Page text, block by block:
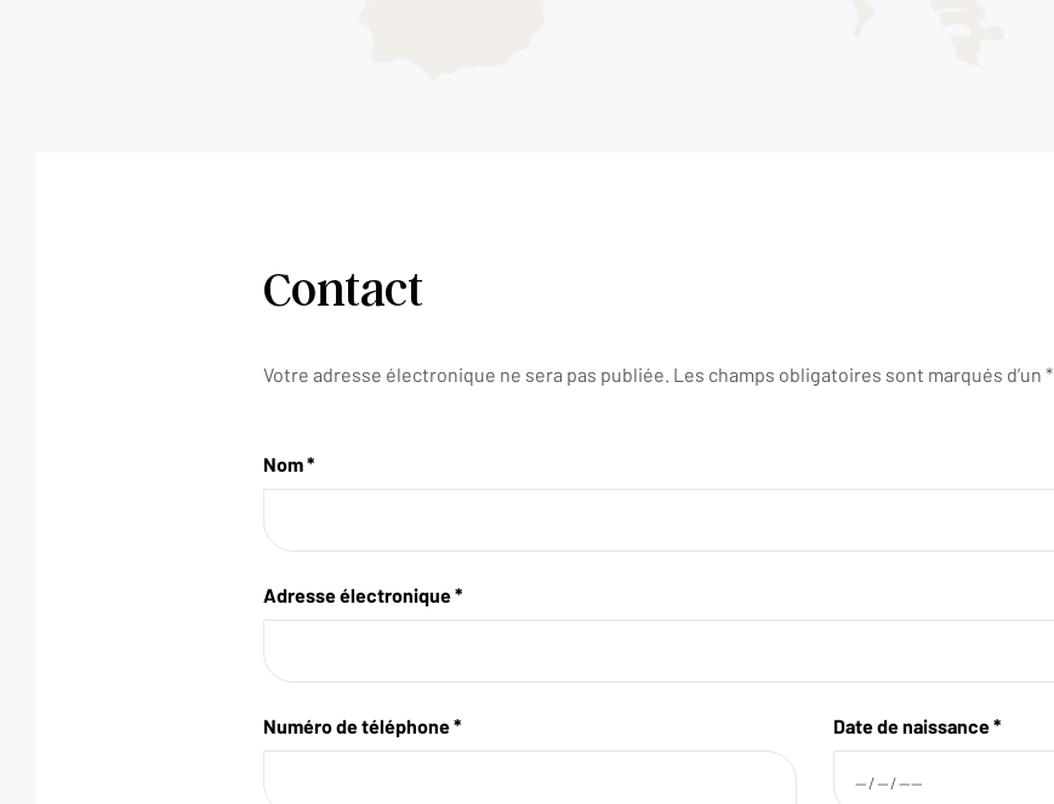
Contact
Votre adresse électronique ne sera pas publiée. Les champs obligatoires sont marqués d’un *.
Nom *
Adresse électronique *
Numéro de téléphone * Date de naissance *